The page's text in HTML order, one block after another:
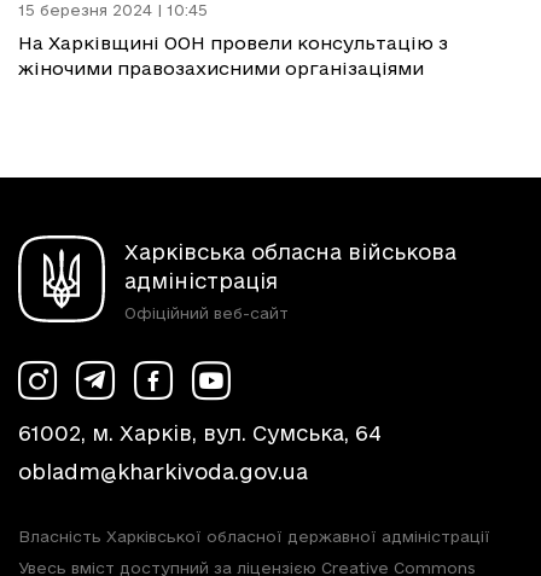
15 березня 2024 | 10:45
На Харківщині ООН провели консультацію з
жіночими правозахисними організаціями
Харківська обласна військова
адміністрація
Офіційний веб-сайт
61002, м. Харків, вул. Сумська, 64
obladm@kharkivoda.gov.ua
Власність Харківської обласної державної адміністрації
Увесь вміст доступний за ліцензією Creative Commons